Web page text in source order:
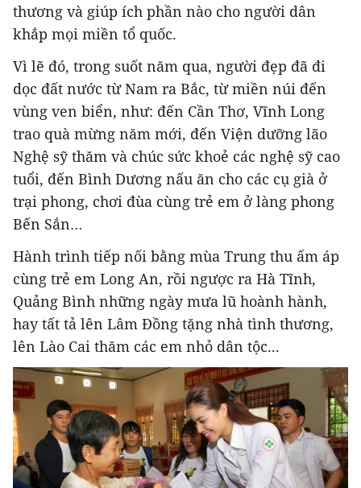
thương và giúp ích phần nào cho người dân
khắp mọi miền tổ quốc.
Vì lẽ đó, trong suốt năm qua, người đẹp đã đi
dọc đất nước từ Nam ra Bắc, từ miền núi đến
vùng ven biển, như: đến Cần Thơ, Vĩnh Long
trao quà mừng năm mới, đến Viện dưỡng lão
Nghệ sỹ thăm và chúc sức khoẻ các nghệ sỹ cao
tuổi, đến Bình Dương nấu ăn cho các cụ già ở
trại phong, chơi đùa cùng trẻ em ở làng phong
Bến Sắn…
Hành trình tiếp nối bằng mùa Trung thu ấm áp
cùng trẻ em Long An, rồi ngược ra Hà Tĩnh,
Quảng Bình những ngày mưa lũ hoành hành,
hay tất tả lên Lâm Đồng tặng nhà tình thương,
lên Lào Cai thăm các em nhỏ dân tộc...